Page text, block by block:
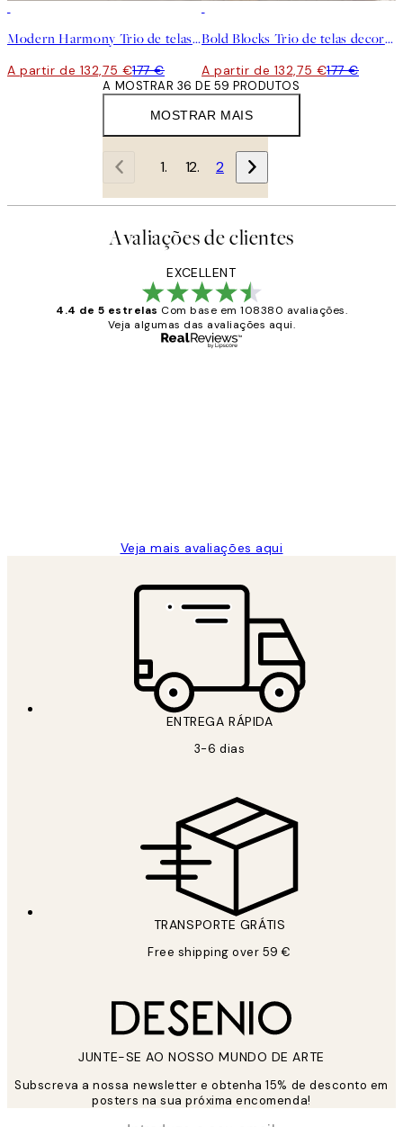
Modern Harmony Trio de telas decorativas
A partir de 132,75 €177 €
Bold Blocks Trio de telas decorativas
A partir de 132,75 €177 €
MOSTRAR MAIS
A MOSTRAR 36 DE 59 PRODUTOS
1 2
Avaliações de clientes
EXCELLENT
4.4 de 5 estrelas Com base em 108380 avaliações.
Veja algumas das avaliações aqui.
Veja mais avaliações aqui
ENTREGA RÁPIDA
3-6 dias
TRANSPORTE GRÁTIS
Free shipping over 59 €
JUNTE-SE AO NOSSO MUNDO DE ARTE
Subscreva a nossa newsletter e obtenha 15% de desconto em
posters na sua próxima encomenda!